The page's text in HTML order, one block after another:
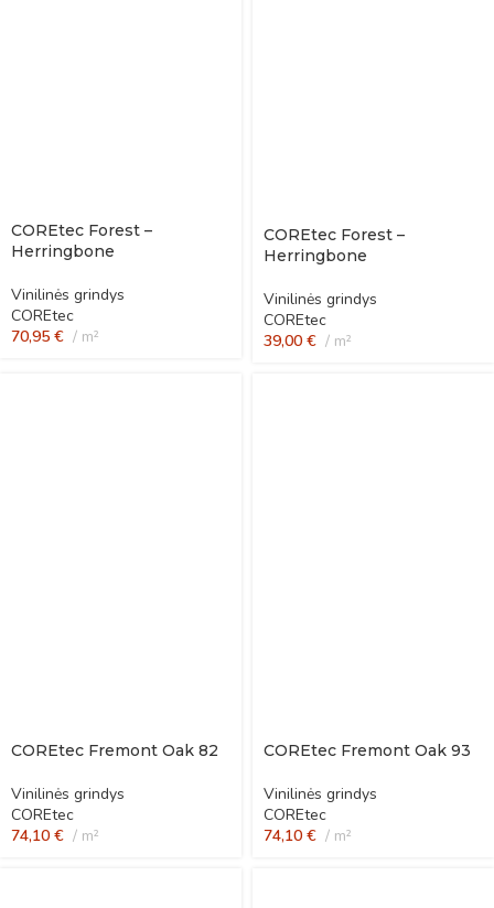
COREtec Forest –
Herringbone
Vinilinės grindys
COREtec
70,95 € m²
COREtec Forest –
Herringbone
Vinilinės grindys
COREtec
39,00 € m²
COREtec Fremont Oak 82
Vinilinės grindys
COREtec
74,10 € m²
COREtec Fremont Oak 93
Vinilinės grindys
COREtec
74,10 € m²